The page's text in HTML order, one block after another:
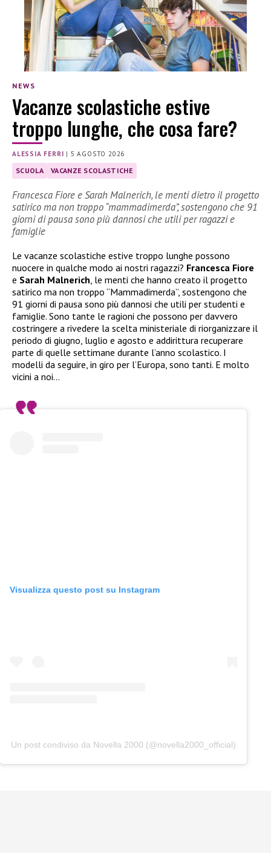
NEWS
Vacanze scolastiche estive
troppo lunghe, che cosa fare?
ALESSIA FERRI | 5 AGOSTO 2026
SCUOLA VACANZE SCOLASTICHE
Francesca Fiore e Sarah Malnerich, le menti dietro il progetto
satirico ma non troppo “mammadimerda”, sostengono che 91
giorni di pausa sono più dannosi che utili per ragazzi e
famiglie
Le vacanze scolastiche estive troppo lunghe possono
nuocere in qualche modo ai nostri ragazzi? Francesca Fiore
e Sarah Malnerich , le menti che hanno creato il progetto
satirico ma non troppo “Mammadimerda”, sostengono che
91 giorni di pausa sono più dannosi che utili per studenti e
famiglie. Sono tante le ragioni che possono per davvero
costringere a rivedere la scelta ministeriale di riorganizzare il
periodo di giugno, luglio e agosto e addirittura recuperare
parte di quelle settimane durante l’anno scolastico. I
modelli da seguire, in giro per l’Europa, sono tanti. E molto
vicini a noi…
Visualizza questo post su Instagram
Un post condiviso da Novella 2000 (@novella2000_official)